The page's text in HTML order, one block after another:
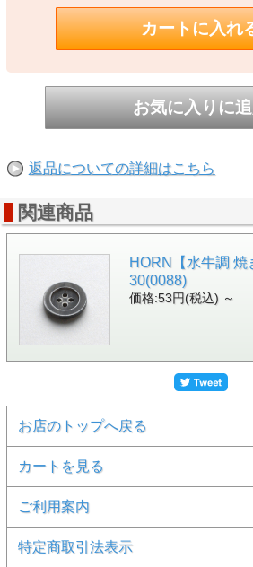
返品についての詳細はこちら
関連商品
HORN【水牛調 焼
30(0088)
価格:53円(税込) ～
お店のトップへ戻る
カートを見る
ご利用案内
特定商取引法表示